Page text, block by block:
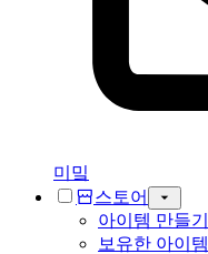
미밐
스토어
아이템 만들기
보유한 아이템